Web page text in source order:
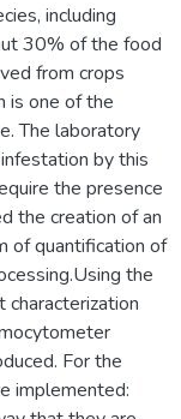
including
30% of the food
from crops
is one of the
The laboratory
by this
the presence
the creation of an
of quantification of
the
For the
implemented: